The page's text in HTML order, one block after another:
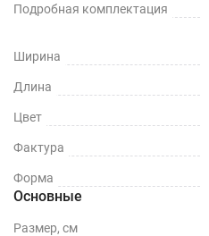
Подробная комплектация
Ширина
Длина
Цвет
Фактура
Форма
Основные
Размер, см